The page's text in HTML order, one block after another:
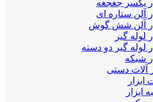
یکسر جغجغه
آلن ستاره ای
آلن شش گوش
لوله گیر
لوله گیر دو دسته
شبکه
آلات دستی
ابزار